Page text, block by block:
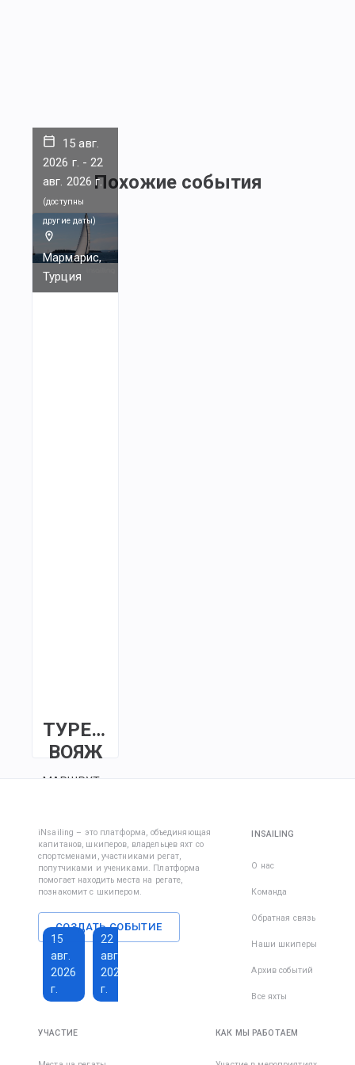
Похожие события
15 авг.
2026 г. - 22
авг. 2026 г.
(доступны
другие даты)
Мармарис,
Турция
ТУРЕЦКИЙ
ВОЯЖ
МАРШРУТ
Bozukkale ·
Knidos ·
Datca ·
Serce
Limani ·
Marmaris
15
авг.
2026
г.
22
авг.
2026
г.
3
750 €
iNsailing – это платформа, объединяющая
капитанов, шкиперов, владельцев яхт со
спортсменами, участниками регат,
попутчиками и учениками. Платформа
помогает находить места на регате,
познакомит с шкипером.
СОЗДАТЬ СОБЫТИЕ
INSAILING
О нас
Команда
Обратная связь
Наши шкиперы
Архив событий
Все яхты
УЧАСТИЕ КАК МЫ РАБОТАЕМ